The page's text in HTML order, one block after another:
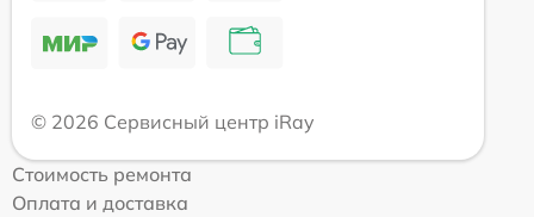
© 2026 Сервисный центр iRay
Стоимость ремонта
Оплата и доставка